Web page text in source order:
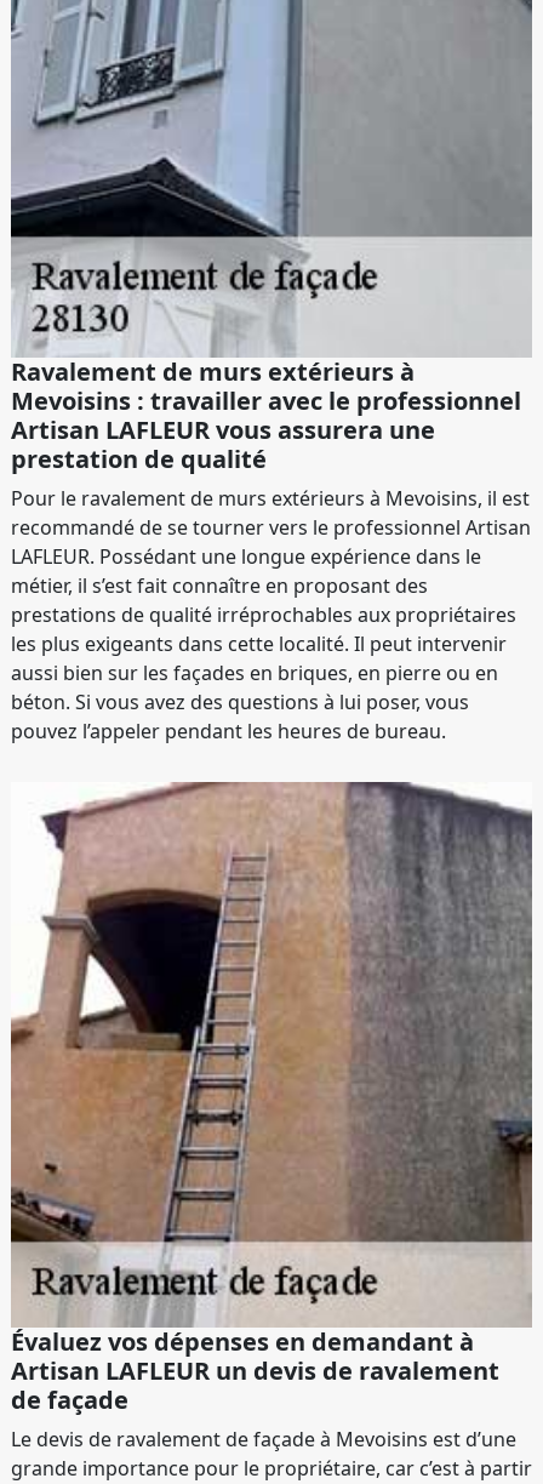
Ravalement de murs extérieurs à
Mevoisins : travailler avec le professionnel
Artisan LAFLEUR vous assurera une
prestation de qualité
Pour le ravalement de murs extérieurs à Mevoisins, il est
recommandé de se tourner vers le professionnel Artisan
LAFLEUR. Possédant une longue expérience dans le
métier, il s’est fait connaître en proposant des
prestations de qualité irréprochables aux propriétaires
les plus exigeants dans cette localité. Il peut intervenir
aussi bien sur les façades en briques, en pierre ou en
béton. Si vous avez des questions à lui poser, vous
pouvez l’appeler pendant les heures de bureau.
Évaluez vos dépenses en demandant à
Artisan LAFLEUR un devis de ravalement
de façade
Le devis de ravalement de façade à Mevoisins est d’une
grande importance pour le propriétaire, car c’est à partir